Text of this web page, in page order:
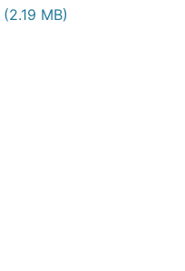
(2.19 MB)